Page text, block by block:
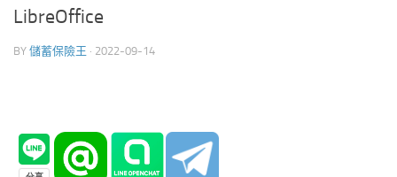
LibreOffice
BY 儲蓄保險王 · 2022-09-14